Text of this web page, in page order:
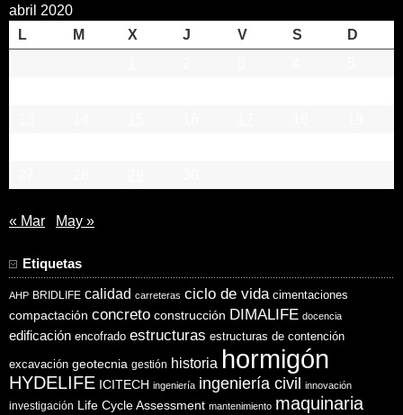
abril 2020
L
M X J V S
D
« Mar May »
Etiquetas
AHP BRIDLIFE calidad carreteras ciclo de vida cimentaciones
compactación concreto construcción DIMALIFE docencia
edificación encofrado estructuras estructuras de contención
excavación geotecnia gestión historia hormigón
HYDELIFE ICITECH ingeniería ingeniería civil innovación
investigación Life Cycle Assessment mantenimiento maquinaria